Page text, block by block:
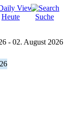
Heute Suche
- 02. August 2026